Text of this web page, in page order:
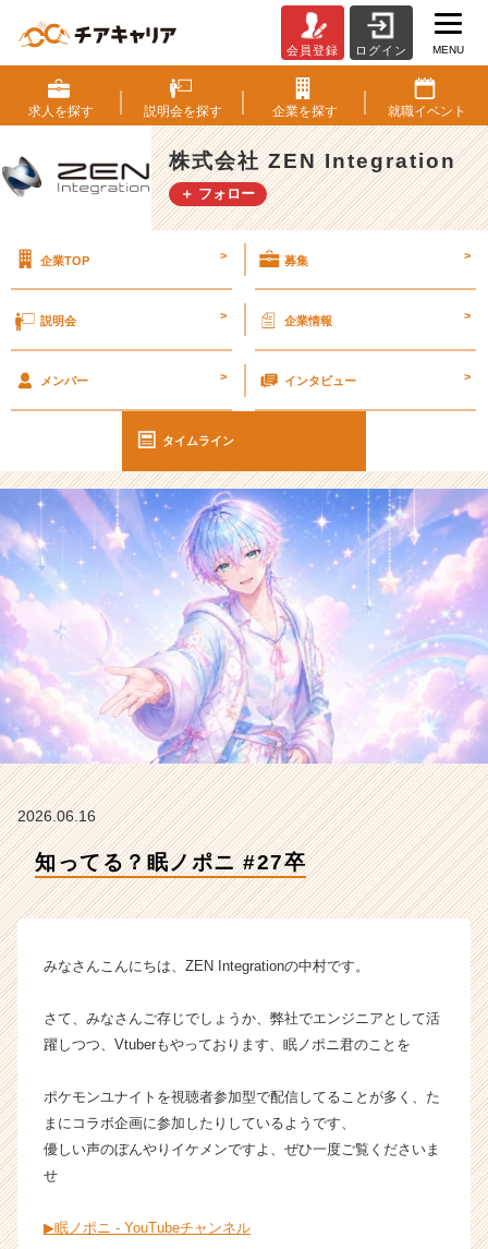
っ
て
る？
眠
ノ
ポ
7
式
E
N
I
n
t
e
g
r
a
t
i
o
n
の
タ
イ
ン】
チ
ー・
成
企
か
ら
ウ
会員登録 ログイン MENU
求人を探す 説明会を探す 企業を探す 就職イベント
株式会社 ZEN Integration
＋ フォロー
企業TOP > 募集 >
説明会 > 企業情報 >
メンバー > インタビュー >
タイムライン
2026.06.16
知ってる？眠ノポニ #27卒
みなさんこんにちは、ZEN Integrationの中村です。
さて、みなさんご存じでしょうか、弊社でエンジニアとして活
躍しつつ、Vtuberもやっております、眠ノポニ君のことを
ポケモンユナイトを視聴者参加型で配信してることが多く、た
まにコラボ企画に参加したりしているようです、
優しい声のぼんやりイケメンですよ、ぜひ一度ご覧くださいま
せ
▶眠ノポニ - YouTubeチャンネル